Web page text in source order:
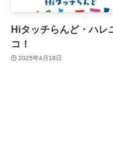
Hiタッチらんど・ハレ
コ！
2025年4月18日